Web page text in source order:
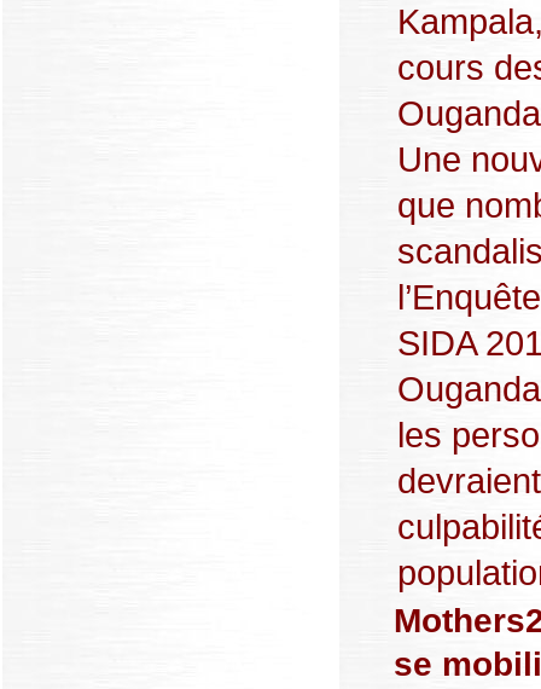
cours
Une
que
SIDA
les
se